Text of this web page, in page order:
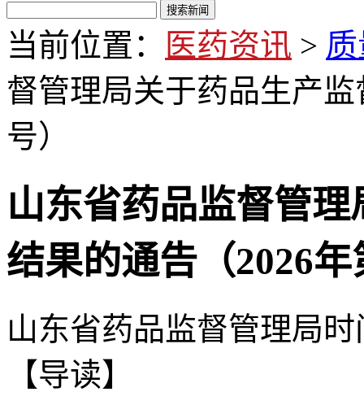
当前位置： 医药资讯 >
督管理局关于药品生产
号）
山东省药品监督管
结果的通告（2026年
山东省药品监督管理局
【导读】